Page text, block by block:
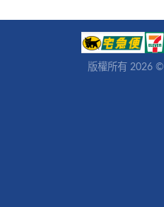
版權所有 2026 ©